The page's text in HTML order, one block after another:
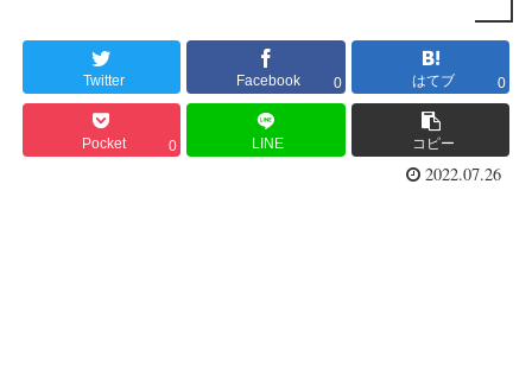
Twitter Facebook 0 はてブ 0
Pocket 0 LINE コピー
2022.07.26